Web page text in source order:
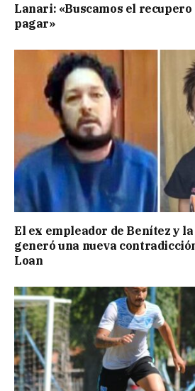
Lanari: «Buscamos el recupero
pagar»
El ex empleador de Benítez y
generó una nueva
Loan